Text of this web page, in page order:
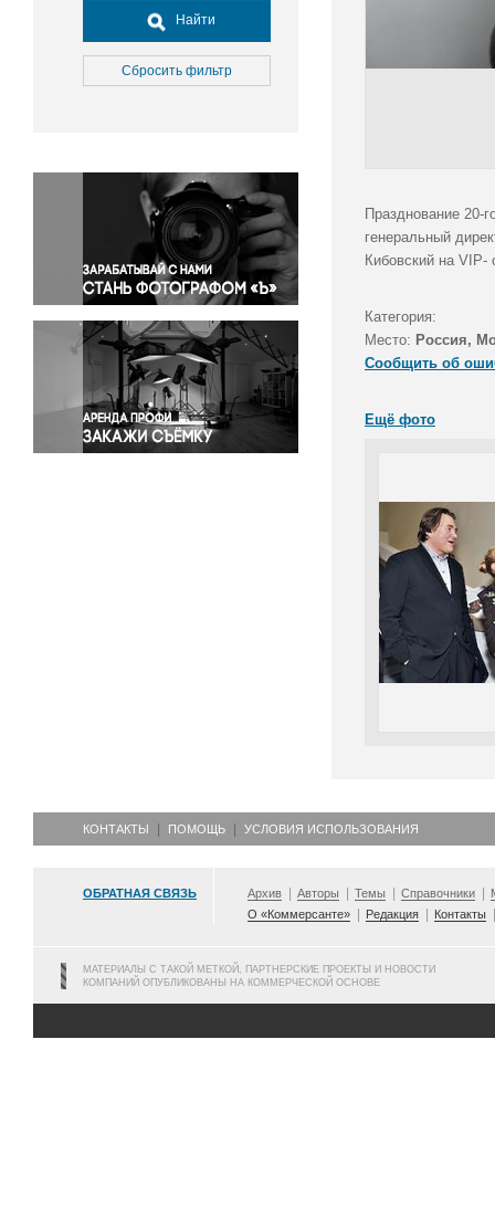
Досуг, туризм и отдых
Культура
Медицина
Окружающая среда
Политика
Правосудие
Происшествия и конфликты
Религия
Светская жизнь
Спорт
Экология
Экономика и бизнес
Найти
Сбросить фильтр
Празднование
генеральный
Кибовский на VIP-
Категория:
Место: Россия,
Сообщить об
Ещё фото
КОНТАКТЫ ПОМОЩЬ УСЛОВИЯ ИСПОЛЬЗОВАНИЯ
ОБРАТНАЯ СВЯЗЬ Архив Авторы Темы Справочники
О «Коммерсанте»
Редакция Контакты
МАТЕРИАЛЫ С ТАКОЙ МЕТКОЙ, ПАРТНЕРСКИЕ ПРОЕКТЫ И НОВОСТИ
КОМПАНИЙ ОПУБЛИКОВАНЫ НА КОММЕРЧЕСКОЙ ОСНОВЕ